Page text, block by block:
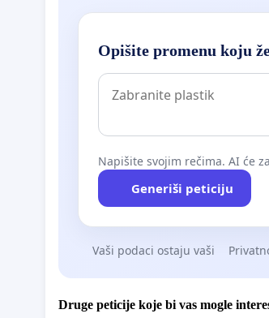
Opišite promenu koju
Napišite svojim rečima. AI će
Generiši peticiju
Vaši podaci ostaju vaši
Druge peticije koje bi vas mogle